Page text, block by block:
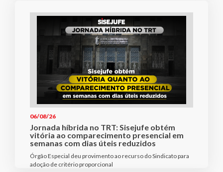
06/08/26
Jornada híbrida no TRT: Sisejufe obtém
vitória ao comparecimento presencial em
semanas com dias úteis reduzidos
Órgão Especial deu provimento ao recurso do Sindicato para
adoção de critério proporcional